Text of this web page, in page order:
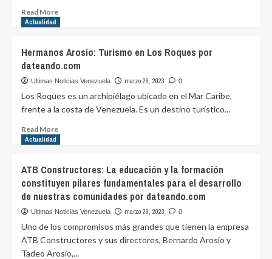
fundamentales
para
desarrollo
de
por
dateando.com
Read MoreRead
del
seguro
de
responsabilidad
por
Actualidad
Hermanos Arosio: Turismo en Los Roques por
dateando.com
Ultimas Noticias Venezuela marzo 26, 2023 0
Los Roques es un archipiélago ubicado en el Mar Caribe,
frente a la costa de Venezuela. Es un destino turístico...
Read MoreRead
Arosio:
Turismo
en
Los
por
dateando.com
Actualidad
ATB Constructores: La educación y la formación
constituyen pilares fundamentales para el desarrollo
de nuestras comunidades por dateando.com
Ultimas Noticias Venezuela marzo 26, 2023 0
Uno de los compromisos más grandes que tienen la empresa
ATB Constructores y sus directores, Bernardo Arosio y
Tadeo Arosio,...